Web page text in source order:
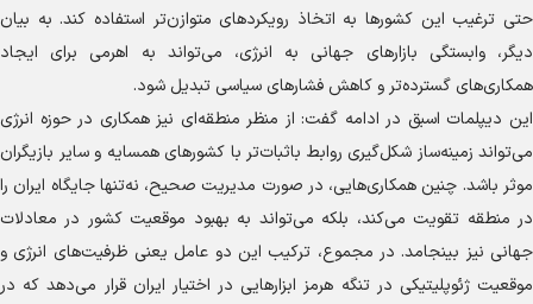
حتی ترغیب این کشور‌ها به اتخاذ رویکرد‌های متوازن‌تر استفاده کند. به بیان
دیگر، وابستگی بازار‌های جهانی به انرژی، می‌تواند به اهرمی برای ایجاد
همکاری‌های گسترده‌تر و کاهش فشار‌های سیاسی تبدیل شود.
این دیپلمات اسبق در ادامه گفت: از منظر منطقه‌ای نیز همکاری در حوزه انرژی
می‌تواند زمینه‌ساز شکل‌گیری روابط باثبات‌تر با کشور‌های همسایه و سایر بازیگران
موثر باشد. چنین همکاری‌هایی، در صورت مدیریت صحیح، نه‌تنها جایگاه ایران را
در منطقه تقویت می‌کند، بلکه می‌تواند به بهبود موقعیت کشور در معادلات
جهانی نیز بینجامد. در مجموع، ترکیب این دو عامل یعنی ظرفیت‌های انرژی و
موقعیت ژئوپلیتیکی در تنگه هرمز ابزار‌هایی در اختیار ایران قرار می‌دهد که در